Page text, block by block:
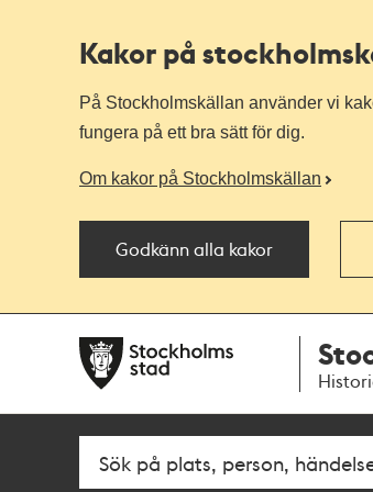
Kakor på
På Stockholmskällan använder vi
fungera på ett bra sätt för dig.
Om kakor på Stockholmskällan
Godkänn alla kakor
navigationen
huvudinnehållet
Fritextsök